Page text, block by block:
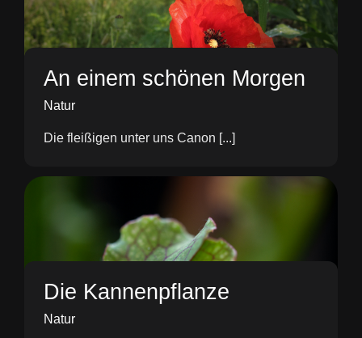
An einem schönen Morgen
Natur
Die fleißigen unter uns Canon [...]
Die Kannenpflanze
Natur